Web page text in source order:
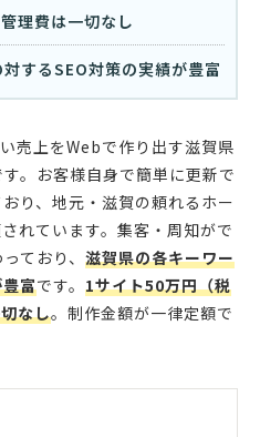
理費は一切なし
するSEO対策の実績が豊富
売上をWebで作り出す滋賀県
。お客様自身で簡単に更新で
り、地元・滋賀の頼れるホー
れています。集客・周知がで
ており、 滋賀県の各キーワー
富です。 1サイト50万円（税
なし。制作金額が一律定額で